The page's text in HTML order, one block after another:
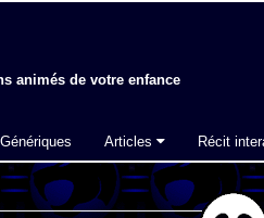
animés de votre enfance
Génériques Articles Récit